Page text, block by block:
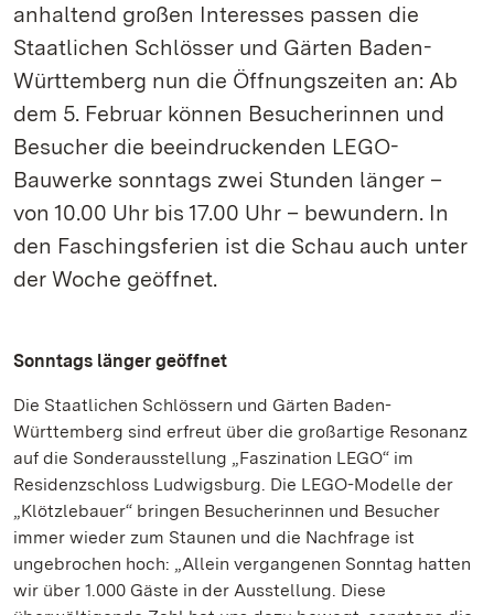
anhaltend großen Interesses passen die
Staatlichen Schlösser und Gärten Baden-
Württemberg nun die Öffnungszeiten an: Ab
dem 5. Februar können Besucherinnen und
Besucher die beeindruckenden LEGO-
Bauwerke sonntags zwei Stunden länger –
von 10.00 Uhr bis 17.00 Uhr – bewundern. In
den Faschingsferien ist die Schau auch unter
der Woche geöffnet.
Sonntags länger geöffnet
Die Staatlichen Schlössern und Gärten Baden-
Württemberg sind erfreut über die großartige Resonanz
auf die Sonderausstellung „Faszination LEGO“ im
Residenzschloss Ludwigsburg. Die LEGO-Modelle der
„Klötzlebauer“ bringen Besucherinnen und Besucher
immer wieder zum Staunen und die Nachfrage ist
ungebrochen hoch: „Allein vergangenen Sonntag hatten
wir über 1.000 Gäste in der Ausstellung. Diese